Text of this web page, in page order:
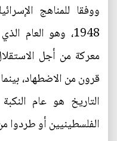
ووفقا للمناهج
1948، وهو العام
معركة من أجل
قرون من الاضطهاد،
التاريخ هو عام
الفلسطينيين أو طردوا